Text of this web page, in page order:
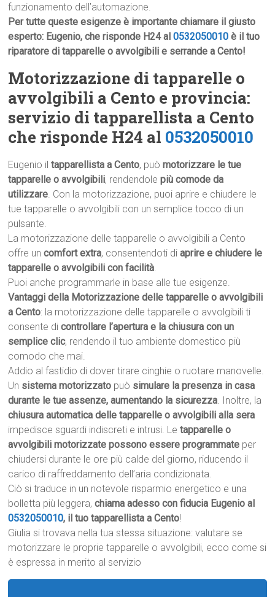
funzionamento dell’automazione.
Per tutte queste esigenze è importante chiamare il giusto
esperto: Eugenio, che risponde H24 al0532050010 è il tuo
riparatore di tapparelle o avvolgibili e serrande a Cento!
Motorizzazione di tapparelle o
avvolgibili a Cento e provincia:
servizio di tapparellista a Cento
che risponde H24 al 0532050010
Eugenio iltapparellista a Cento, puòmotorizzare le tue
tapparelle o avvolgibili, rendendolepiù comode da
utilizzare. Con la motorizzazione, puoi aprire e chiudere le
tue tapparelle o avvolgibili con un semplice tocco di un
pulsante.
La motorizzazione delle tapparelle o avvolgibili a Cento
offre uncomfort extra, consentendoti diaprire e chiudere le
tapparelle o avvolgibili con facilità.
Puoi anche programmarle in base alle tue esigenze.
Vantaggi della Motorizzazione delle tapparelle o avvolgibili
a Cento: la motorizzazione delle tapparelle o avvolgibili ti
consente dicontrollare l’apertura e la chiusura con un
semplice clic, rendendo il tuo ambiente domestico più
comodo che mai.
Addio al fastidio di dover tirare cinghie o ruotare manovelle.
Un sistema motorizzato può simulare la presenza in casa
durante le tue assenze, aumentando la sicurezza. Inoltre, la
chiusura automatica delle tapparelle o avvolgibili alla sera
impedisce sguardi indiscreti e intrusi. Letapparelle o
avvolgibili motorizzate possono essere programmate per
chiudersi durante le ore più calde del giorno, riducendo il
carico di raffreddamento dell’aria condizionata.
Ciò si traduce in un notevole risparmio energetico e una
bolletta più leggera,chiama adesso con fiducia Eugenio al
0532050010, il tuo tapparellista a Cento!
Giulia si trovava nella tua stessa situazione: valutare se
motorizzare le proprie tapparelle o avvolgibili, ecco come si
è espressa in merito al servizio